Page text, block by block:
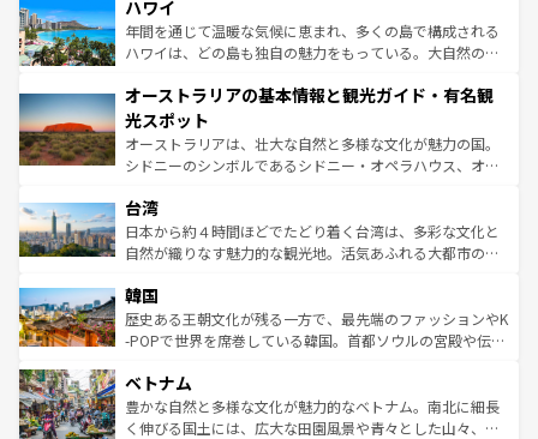
のような巨大都市は、観光、ショッピング、エンターテイ
ンメントが詰まった刺激的なスポットだ。一方、アメリカ
西部には大自然が広がり、グランドキャニオンやイエロー
部のニューオーリンズでは、音楽と美食が融合した独特の
文化が魅力。旅行者はアメリカの各地域で異なる魅力を楽
しみながら、その多様性と豊かな歴史を感じることができ
るだろう。車でのロードトリップや列車の旅も、アメリカ
情報は
ハワイ
年間を通じて温暖な気候に恵まれ、多くの島で構成される
ハワイは、どの島も独自の魅力をもっている。大自然の神
ワイ島は見逃せない。また、定番の観光地といえばオアフ
島だが、静かな自然を求めるならマウイ島やカウアイ島が
おすすめ。エメラルドグリーンに輝く海をはじめ、豊かな
文化や歴史が息づいている。「アロハスピリット」と呼ば
人々、おいしいローカルフードやハワイアンミュージッ
ク、伝統的なフラダンスなど、すべてがハワイの魅力を彩
っている。訪れるたびに新しい発見と感動が待っているハ
はコンテンツ一覧
オーストラリアの基本情報と観光ガイド・有名観
光スポット
オーストラリアは、壮大な自然と多様な文化が魅力の国。
シドニーのシンボルであるシドニー・オペラハウス、オー
リアリーフや大陸中央部にそびえるウルル（エアーズロッ
ク）、タスマニアの美しい原生林やケアンズの熱帯雨林な
ど、見どころがたくさん。また、カフェやワイン、オージ
いる。アクティビティも充実しており、サーフィンやダイ
ビング、ハイキングなど、アウトドア好きにはたまらな
い。オーストラリアの多彩な魅力を存分に味わいつくそ
参照してほしい。
台湾
日本から約４時間ほどでたどり着く台湾は、多彩な文化と
自然が織りなす魅力的な観光地。活気あふれる大都市の台
ン）、静ひつな山岳地帯である台湾東部など、都市の喧騒
と山間の静けさが共存しており、訪れる人に新しい発見と
驚きをもたらしてくれる。また、奥深い台湾の食文化も魅
容にもいいと評判のスイーツなど、バラエティ豊かな料理
が味わえる。 なお、新着の台湾情報は コンテンツ一覧を参
照してほしい。
韓国
歴史ある王朝文化が残る一方で、最先端のファッションやK
-POPで世界を席巻している韓国。首都ソウルの宮殿や伝統
き、地方に足を延ばせば四季折々の自然美を楽しむことが
できる。そして、キムチや焼肉、絶品のストリートフード
まで、さまざまな韓国料理が待っている。夜には、韓国な
ベトナム
豊かな自然と多様な文化が魅力的なベトナム。南北に細長
く伸びる国土には、広大な田園風景や青々とした山々、世